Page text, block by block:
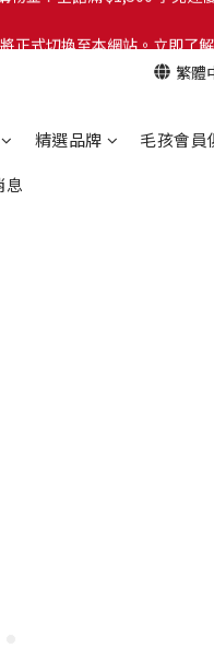
物金！全館滿 $1,500 享免運
繁體
精選品牌 毛孩會員
息